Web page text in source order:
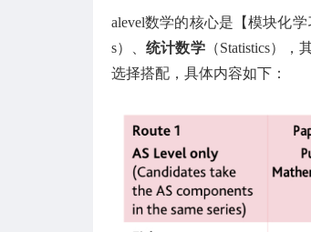
alevel数学的核心是【模块化
s）、统计数学（Statistics），
选择搭配，具体内容如下：